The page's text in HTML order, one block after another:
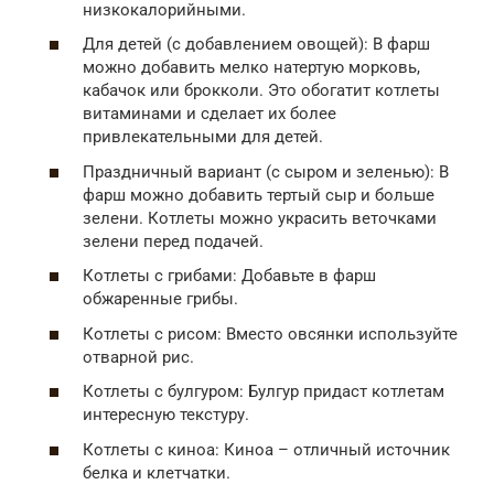
низкокалорийными.
Для детей (с добавлением овощей): В фарш
можно добавить мелко натертую морковь,
кабачок или брокколи. Это обогатит котлеты
витаминами и сделает их более
привлекательными для детей.
Праздничный вариант (с сыром и зеленью): В
фарш можно добавить тертый сыр и больше
зелени. Котлеты можно украсить веточками
зелени перед подачей.
Котлеты с грибами: Добавьте в фарш
обжаренные грибы.
Котлеты с рисом: Вместо овсянки используйте
отварной рис.
Котлеты с булгуром: Булгур придаст котлетам
интересную текстуру.
Котлеты с киноа: Киноа – отличный источник
белка и клетчатки.